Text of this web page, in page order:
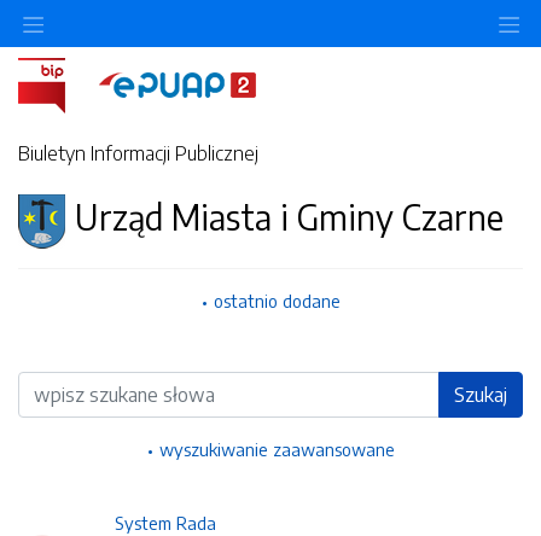
Biuletyn Informacji Publicznej
Urząd Miasta i Gminy Czarne
ostatnio dodane
Wyszukiwarka Szukaj
wyszukiwanie zaawansowane
System Rada